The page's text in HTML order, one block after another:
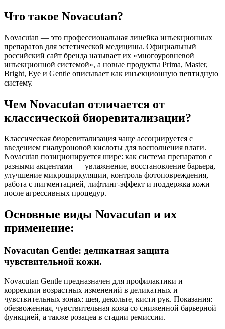
Что такое Novacutan?
Novacutan — это профессиональная линейка инъекционных
препаратов для эстетической медицины. Официальный
российский сайт бренда называет их «многоуровневой
инъекционной системой», а новые продукты Prima, Master,
Bright, Eye и Gentle описывает как инъекционную пептидную
систему.
Чем Novacutan отличается от
классической биоревитализации?
Классическая биоревитализация чаще ассоциируется с
введением гиалуроновой кислоты для восполнения влаги.
Novacutan позиционируется шире: как система препаратов с
разными акцентами — увлажнение, восстановление барьера,
улучшение микроциркуляции, контроль фотоповреждения,
работа с пигментацией, лифтинг-эффект и поддержка кожи
после агрессивных процедур.
Основные виды Novacutan и их
применение:
Novacutan Gentle: деликатная защита
чувствительной кожи.
Novacutan Gentle предназначен для профилактики и
коррекции возрастных изменений в деликатных и
чувствительных зонах: шея, декольте, кисти рук. Показания:
обезвоженная, чувствительная кожа со сниженной барьерной
функцией, а также розацеа в стадии ремиссии.